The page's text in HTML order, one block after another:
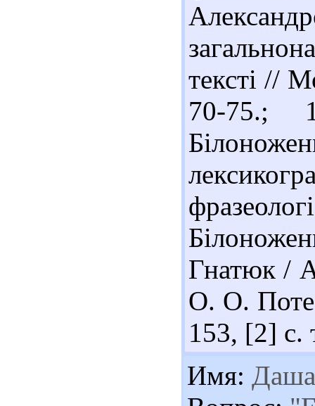
тексті //
70-75.;
Гнатюк /
О. О.
153, [2] с.
Имя: Даша